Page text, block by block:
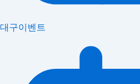
대구이벤트